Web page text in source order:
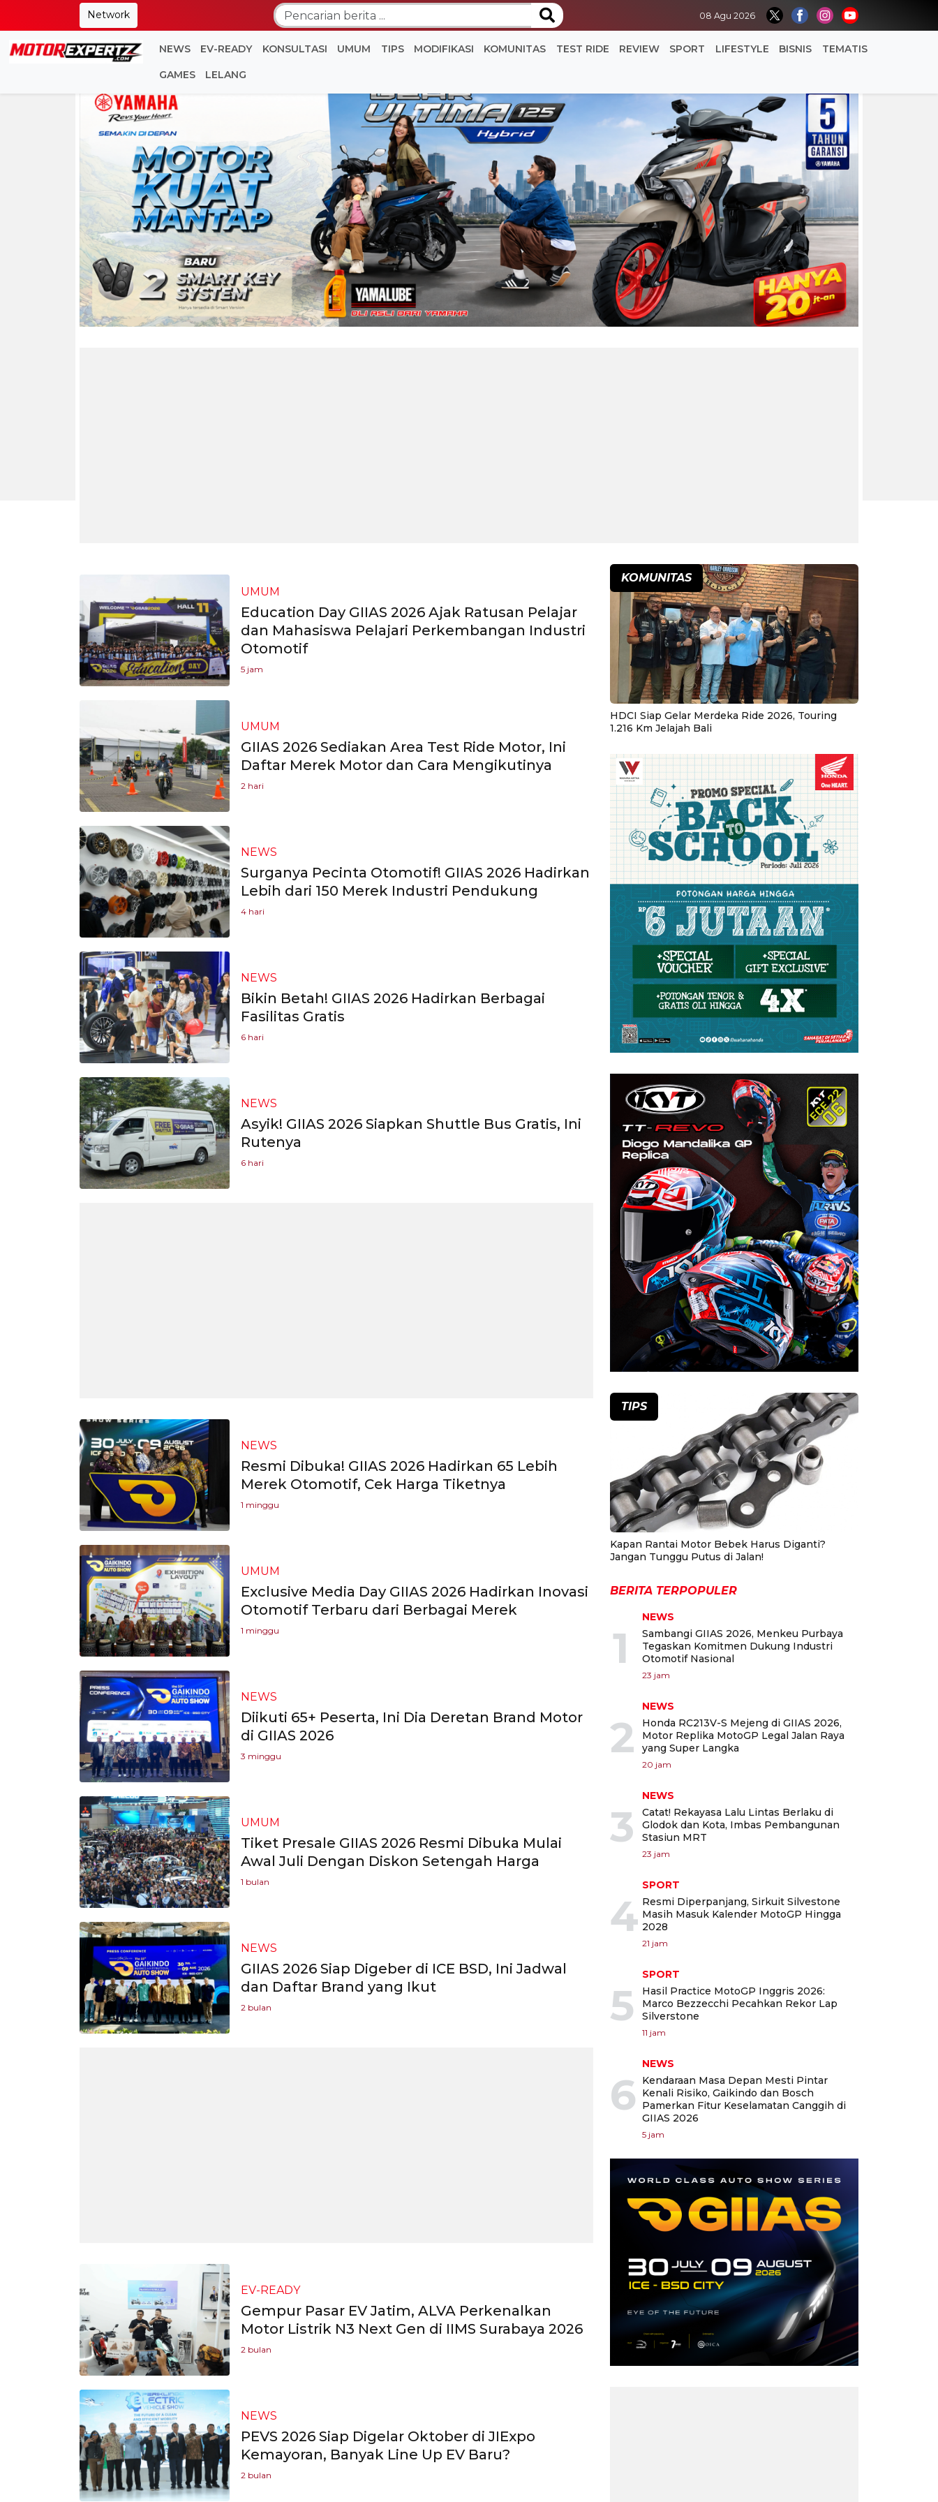
Network 08 Agu 2026
NEWS EV-READY KONSULTASI UMUM TIPS MODIFIKASI KOMUNITAS TEST RIDE REVIEW SPORT LIFESTYLE BISNIS TEMATIS
GAMES LELANG
UMUM
Education Day GIIAS 2026 Ajak Ratusan Pelajar
dan Mahasiswa Pelajari Perkembangan Industri
Otomotif
5 jam
UMUM
GIIAS 2026 Sediakan Area Test Ride Motor, Ini
Daftar Merek Motor dan Cara Mengikutinya
2 hari
NEWS
Surganya Pecinta Otomotif! GIIAS 2026 Hadirkan
Lebih dari 150 Merek Industri Pendukung
4 hari
NEWS
Bikin Betah! GIIAS 2026 Hadirkan Berbagai
Fasilitas Gratis
6 hari
NEWS
Asyik! GIIAS 2026 Siapkan Shuttle Bus Gratis, Ini
Rutenya
6 hari
NEWS
Resmi Dibuka! GIIAS 2026 Hadirkan 65 Lebih
Merek Otomotif, Cek Harga Tiketnya
1 minggu
UMUM
Exclusive Media Day GIIAS 2026 Hadirkan Inovasi
Otomotif Terbaru dari Berbagai Merek
1 minggu
NEWS
Diikuti 65+ Peserta, Ini Dia Deretan Brand Motor
di GIIAS 2026
3 minggu
UMUM
Tiket Presale GIIAS 2026 Resmi Dibuka Mulai
Awal Juli Dengan Diskon Setengah Harga
1 bulan
NEWS
GIIAS 2026 Siap Digeber di ICE BSD, Ini Jadwal
dan Daftar Brand yang Ikut
2 bulan
EV-READY
Gempur Pasar EV Jatim, ALVA Perkenalkan
Motor Listrik N3 Next Gen di IIMS Surabaya 2026
2 bulan
NEWS
PEVS 2026 Siap Digelar Oktober di JIExpo
Kemayoran, Banyak Line Up EV Baru?
2 bulan
KOMUNITAS
HDCI Siap Gelar Merdeka Ride 2026, Touring
1.216 Km Jelajah Bali
TIPS
Kapan Rantai Motor Bebek Harus Diganti?
Jangan Tunggu Putus di Jalan!
BERITA TERPOPULER
1
NEWS
Sambangi GIIAS 2026, Menkeu Purbaya
Tegaskan Komitmen Dukung Industri
Otomotif Nasional
23 jam
2
NEWS
Honda RC213V-S Mejeng di GIIAS 2026,
Motor Replika MotoGP Legal Jalan Raya
yang Super Langka
20 jam
3
NEWS
Catat! Rekayasa Lalu Lintas Berlaku di
Glodok dan Kota, Imbas Pembangunan
Stasiun MRT
23 jam
4
SPORT
Resmi Diperpanjang, Sirkuit Silvestone
Masih Masuk Kalender MotoGP Hingga
2028
21 jam
5
SPORT
Hasil Practice MotoGP Inggris 2026:
Marco Bezzecchi Pecahkan Rekor Lap
Silverstone
11 jam
6
NEWS
Kendaraan Masa Depan Mesti Pintar
Kenali Risiko, Gaikindo dan Bosch
Pamerkan Fitur Keselamatan Canggih di
GIIAS 2026
5 jam